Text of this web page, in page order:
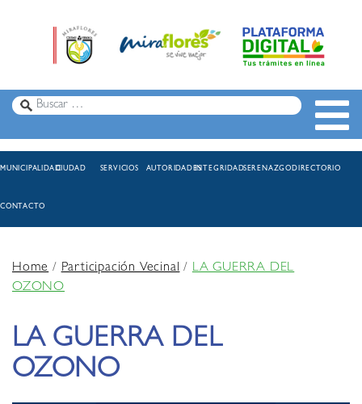
MUNICIPALIDADCIUDAD SERVICIOS AUTORIDADESINTEGRIDADSERENAZGODIRECTORIO
CONTACTO
Home/Participación Vecinal/LA GUERRA DEL
OZONO
LA GUERRA DEL
OZONO